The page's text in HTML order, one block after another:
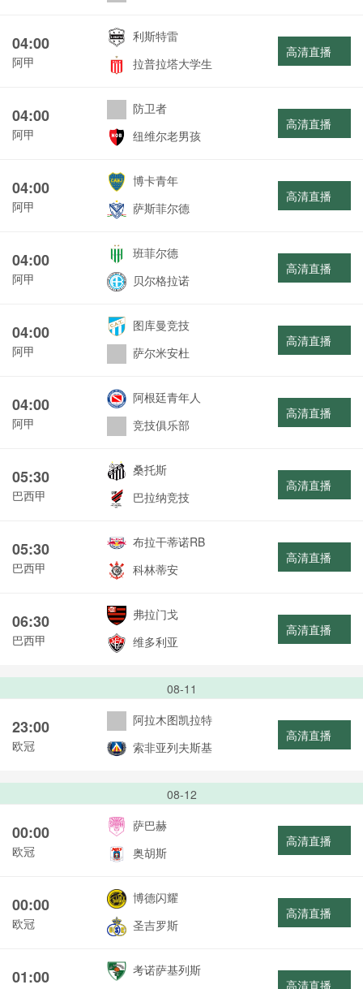
04:00
阿甲
利斯特雷
拉普拉塔大学生
高清直播
04:00
阿甲
防卫者
纽维尔老男孩
高清直播
04:00
阿甲
博卡青年
萨斯菲尔德
高清直播
04:00
阿甲
班菲尔德
贝尔格拉诺
高清直播
04:00
阿甲
图库曼竞技
萨尔米安杜
高清直播
04:00
阿甲
阿根廷青年人
竞技俱乐部
高清直播
05:30
巴西甲
桑托斯
巴拉纳竞技
高清直播
05:30
巴西甲
布拉干蒂诺RB
科林蒂安
高清直播
06:30
巴西甲
弗拉门戈
维多利亚
高清直播
08-11
23:00
欧冠
阿拉木图凯拉特
索非亚列夫斯基
高清直播
08-12
00:00
欧冠
萨巴赫
奥胡斯
高清直播
00:00
欧冠
博德闪耀
圣吉罗斯
高清直播
01:00
考诺萨基列斯
高清直播